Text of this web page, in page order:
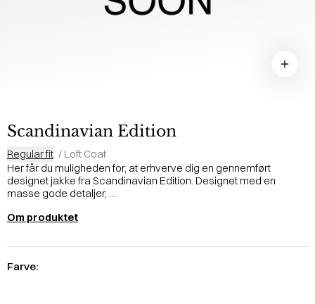
Scandinavian Edition
Regular fit / Loft Coat
Her får du muligheden for, at erhverve dig en gennemført
designet jakke fra Scandinavian Edition. Designet med en
masse gode detaljer, ...
Om produktet
Farve: